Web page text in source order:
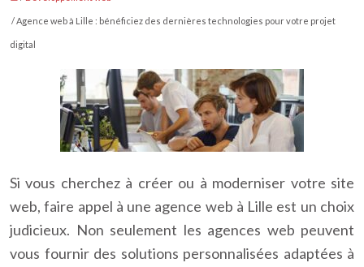
/ Agence web à Lille : bénéficiez des dernières technologies pour votre projet
digital
Si vous cherchez à créer ou à moderniser votre site
web, faire appel à une agence web à Lille est un choix
judicieux. Non seulement les agences web peuvent
vous fournir des solutions personnalisées adaptées à